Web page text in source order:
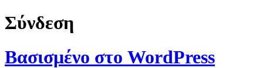
Σύνδεση
Βασισμένο στο WordPress